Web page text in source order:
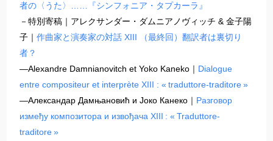
者の〈うた〉……『シンフォニア・タプカーラ』
－特別寄稿｜アレクサンダー・ダムニアノヴィッチ & 金子陽
子｜ 作曲家と演奏家の対話 XIII （最終回）翻訳者は裏切り
者？
―Alexandre Damnianovitch et Yoko Kaneko｜ Dialogue
entre compositeur et interprète XIII : « traduttore-traditore »
―Александар Дамњановић и Јоко Канеко｜ Разговор
између композитора и извођача XIII : « Traduttore-
traditore »